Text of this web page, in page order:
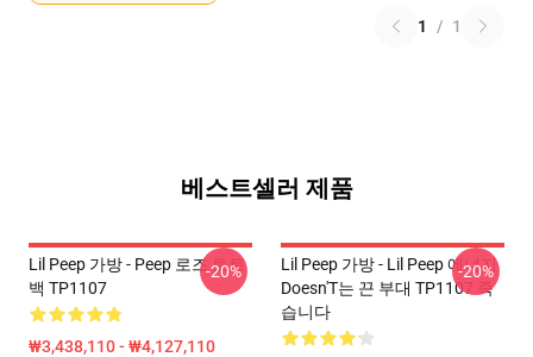
1 / 1
베스트셀러 제품
Lil Peep 가방 - Peep 로즈 토트
백 TP1107
₩3,438,110 - ₩4,127,110
-20%
Lil Peep 가방 - Lil Peep 에너지
Doesn'T는 끈 부대 TP1107 죽
습니다
-20%